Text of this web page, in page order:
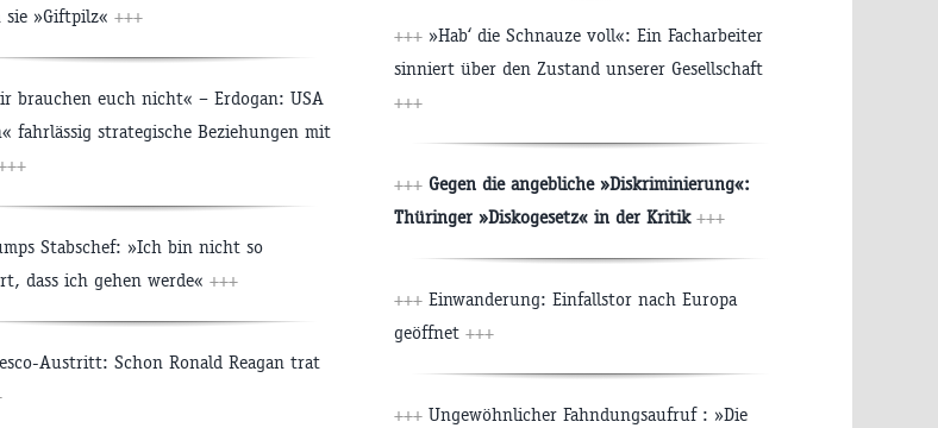
sie »Giftpilz« +++
brauchen euch nicht« – Erdogan: USA
fahrlässig strategische Beziehungen mit
Stabschef: »Ich bin nicht so
dass ich gehen werde« +++
Austritt: Schon Ronald Reagan trat
+++ »Hab‘ die Schnauze voll«: Ein Facharbeiter
sinniert über den Zustand unserer Gesellschaft
+++
+++ Gegen die angebliche »Diskriminierung«:
Thüringer »Diskogesetz« in der Kritik +++
+++ Einwanderung: Einfallstor nach Europa
geöffnet +++
+++ Ungewöhnlicher Fahndungsaufruf : »Die